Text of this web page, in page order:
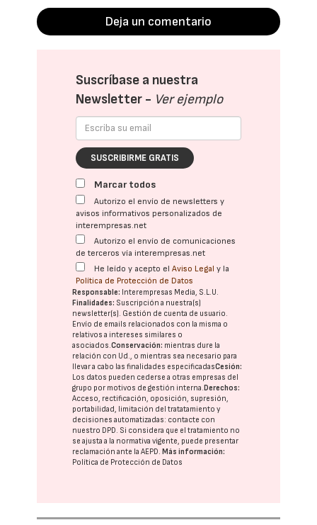
Deja un comentario
Suscríbase a nuestra
Newsletter - Ver ejemplo
SUSCRIBIRME GRATIS
Marcar todos
Autorizo el envío de newsletters y
avisos informativos personalizados de
interempresas.net
Autorizo el envío de comunicaciones
de terceros vía interempresas.net
He leído y acepto elAviso Legal y la
Política de Protección de Datos
Responsable: Interempresas Media, S.L.U.
Finalidades: Suscripción a nuestra(s)
newsletter(s). Gestión de cuenta de usuario.
Envío de emails relacionados con la misma o
relativos a intereses similares o
asociados.Conservación: mientras dure la
relación con Ud., o mientras sea necesario para
llevar a cabo las finalidades especificadasCesión:
Los datos pueden cederse a otras empresas del
grupo por motivos de gestión interna.Derechos:
Acceso, rectificación, oposición, supresión,
portabilidad, limitación del tratatamiento y
decisiones automatizadas: contacte con
nuestro DPD. Si considera que el tratamiento no
se ajusta a la normativa vigente, puede presentar
reclamación ante laAEPD.Más información:
Política de Protección de Datos